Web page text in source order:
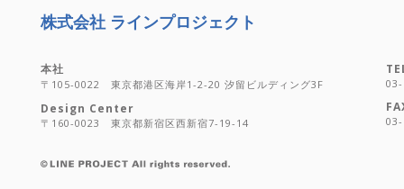
株式会社 ラインプロジェクト
本社
〒105-0022 東京都港区海岸1-2-20 汐留ビルディング3F
Design Center
〒160-0023 東京都新宿区西新宿7-19-14